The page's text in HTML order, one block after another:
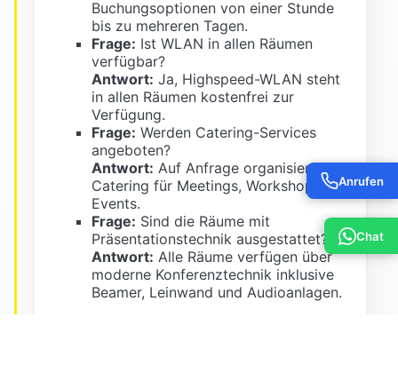
Buchungsoptionen von einer Stunde
bis zu mehreren Tagen.
Frage: Ist WLAN in allen Räumen
verfügbar?
Antwort: Ja, Highspeed-WLAN steht
in allen Räumen kostenfrei zur
Verfügung.
Frage: Werden Catering-Services
angeboten?
Antwort: Auf Anfrage organisieren wir
Catering für Meetings, Workshops und
Events.
Frage: Sind die Räume mit
Präsentationstechnik ausgestattet?
Antwort: Alle Räume verfügen über
moderne Konferenztechnik inklusive
Beamer, Leinwand und Audioanlagen.
Anrufen
Chat